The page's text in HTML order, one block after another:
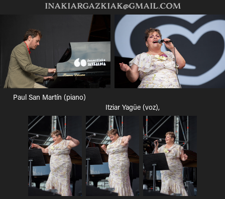
INAKIARGAZKIAK@GMAIL.COM​​​​​​​
Paul San Martín (piano)
Itziar Yagüe (voz),